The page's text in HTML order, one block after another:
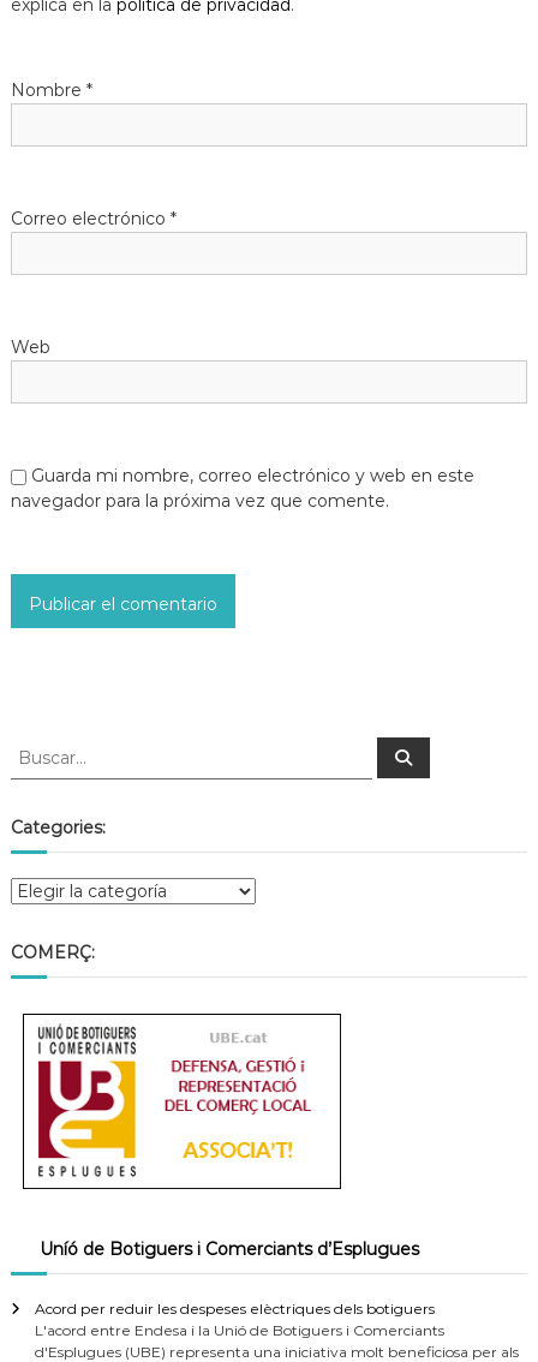
explica en la política de privacidad.
Nombre *
Correo electrónico *
Web
Guarda mi nombre, correo electrónico y web en este
navegador para la próxima vez que comente.
Categories:
COMERÇ:
Uníó de Botiguers i Comerciants d’Esplugues
Acord per reduir les despeses elèctriques dels botiguers
L'acord entre Endesa i la Unió de Botiguers i Comerciants
d'Esplugues (UBE) representa una iniciativa molt beneficiosa per als